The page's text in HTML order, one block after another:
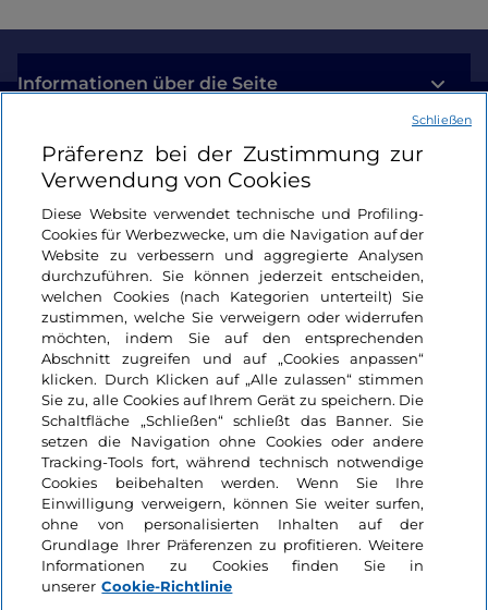
Informationen über die Seite
Nützliche Links
Login
Bleiben wir in Kontakt
Präferenz bei der Zustimmung zur
Verwendung von Cookies
Diese Website verwendet technische und Profiling-
Cookies für Werbezwecke, um die Navigation auf der
Website zu verbessern und aggregierte Analysen
durchzuführen. Sie können jederzeit entscheiden,
welchen Cookies (nach Kategorien unterteilt) Sie
zustimmen, welche Sie verweigern oder widerrufen
möchten, indem Sie auf den entsprechenden
Abschnitt zugreifen und auf „Cookies anpassen“
klicken. Durch Klicken auf „Alle zulassen“ stimmen
Sie zu, alle Cookies auf Ihrem Gerät zu speichern. Die
Schaltfläche „Schließen“ schließt das Banner. Sie
setzen die Navigation ohne Cookies oder andere
Tracking-Tools fort, während technisch notwendige
Cookies beibehalten werden. Wenn Sie Ihre
Einwilligung verweigern, können Sie weiter surfen,
ohne von personalisierten Inhalten auf der
Grundlage Ihrer Präferenzen zu profitieren. Weitere
Informationen zu Cookies finden Sie in
unserer Cookie-Richtlinie
Schließen